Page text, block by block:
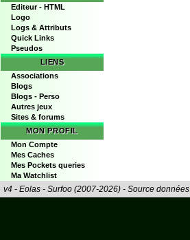
Editeur - HTML
Logo
Logs & Attributs
Quick Links
Pseudos
LIENS
Associations
Blogs
Blogs - Perso
Autres jeux
Sites & forums
MON PROFIL
Mon Compte
Mes Caches
Mes Pockets queries
Ma Watchlist
v4 - Eolas - Surfoo (2007-2026) - Source données